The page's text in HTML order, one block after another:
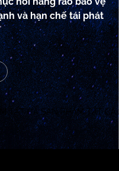
và hạn chế tái phát
TẤT CẢ SẢN PHẨM TẤT CẢ